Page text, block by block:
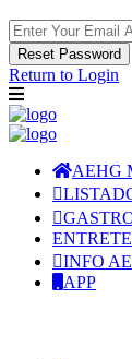
Reset Password
Return to Login
AEHG
INFO
APP